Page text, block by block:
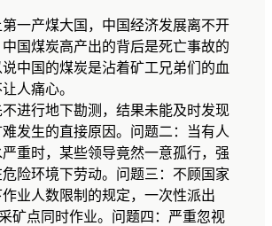
一产煤大国，中国经济发展离不开
国煤炭高产出的背后是死亡事故的
中国的煤炭是沾着矿工兄弟们的血
人痛心。
进行地下勘测，结果未能及时发现
发生的直接原因。问题二：当有人
重时，某些领导竟然一意孤行，强
险环境下劳动。问题三：不顾国家
业人数限制的规定，一次性派出
矿点同时作业。问题四：严重忽视